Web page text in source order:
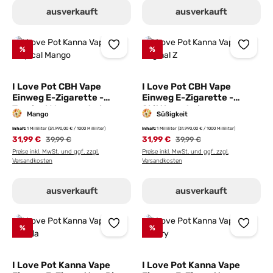
ausverkauft ausverkauft
%
I Love Pot CBH Vape
Einweg E-Zigarette -
Tropical Mango - 1ml
Mango
Inhalt:1 Milliliter (31.990,00 € / 1000 Milliliter)
31,99 € Regulärer Preis:
39,99 €
Preise inkl. MwSt. und ggf. zzgl.
Versandkosten
ausverkauft
%
I Love Pot CBH Vape
Einweg E-Zigarette -
Skittlez - 1ml
Süßigkeit
Inhalt:1 Milliliter (31.990,00 € / 1000 Milliliter)
31,99 € Regulärer Preis:
39,99 €
Preise inkl. MwSt. und ggf. zzgl.
Versandkosten
ausverkauft
%
I Love Pot Kanna Vape
%
I Love Pot Kanna Vape